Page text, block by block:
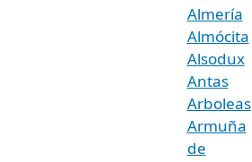
Almería
Almócita
Alsodux
Antas
Arboleas
Armuña
de